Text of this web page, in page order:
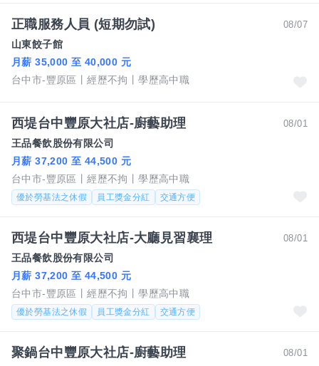
08/07
正職服務人員 (短期勿試)
山東餃子館
月薪 35,000 至 40,000 元
台中市-豐原區
經歷不拘 學歷高中職
08/01
西堤台中豐原大社店-廚藝助理
王品餐飲股份有限公司
月薪 37,200 至 44,500 元
台中市-豐原區
經歷不拘 學歷高中職
優於勞基法之休假 員工獎金分紅 交通方便
08/01
西堤台中豐原大社店-大廳見習襄理
王品餐飲股份有限公司
月薪 37,200 至 44,500 元
台中市-豐原區
經歷不拘 學歷高中職
優於勞基法之休假 員工獎金分紅 交通方便
08/01
聚鍋台中豐原大社店-廚藝助理